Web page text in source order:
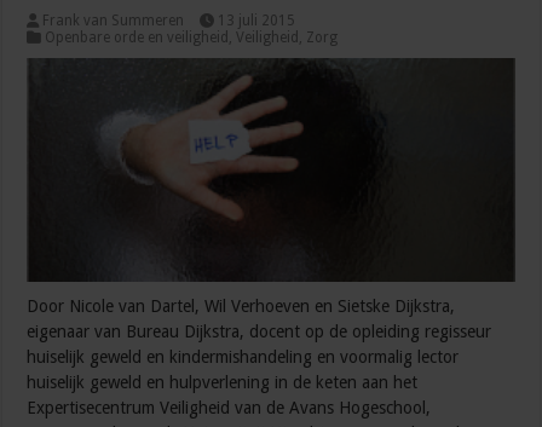
Frank van Summeren
13 juli 2015
Openbare orde en veiligheid
,Veiligheid Zorg
Door Nicole van Dartel, Wil Verhoeven en Sietske Dijkstra,
eigenaar van Bureau Dijkstra, docent op de opleiding regisseur
huiselijk geweld en kindermishandeling en voormalig lector
huiselijk geweld en hulpverlening in de keten aan het
Expertisecentrum Veiligheid van de Avans Hogeschool,